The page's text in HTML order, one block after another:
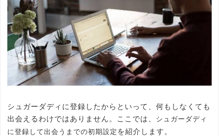
シュガーダディに登録したからといって、何もしなくても
出会えるわけではありません。ここでは、 シュガーダディ
に登録して出会うまでの初期設定 を紹介します。